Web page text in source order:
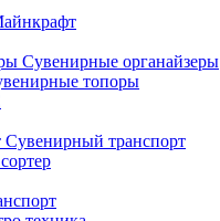
Сувенирные органайзеры
топоры
Сувенирный транспорт